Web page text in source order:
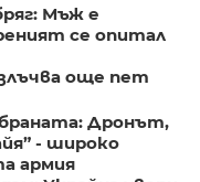
Мъж е
се опитал
още пет
Дронът,
- широко
армия